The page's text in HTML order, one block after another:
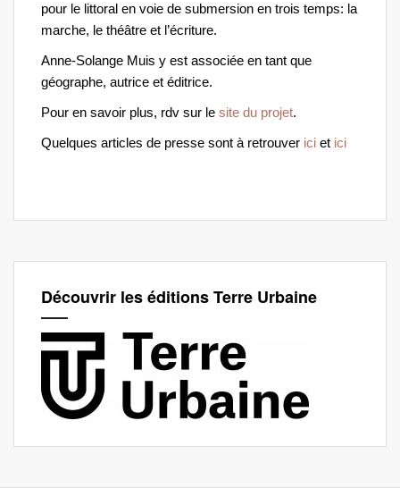
pour le littoral en voie de submersion en trois temps: la
marche, le théâtre et l’écriture.
Anne-Solange Muis y est associée en tant que
géographe, autrice et éditrice.
Pour en savoir plus, rdv sur le site du projet.
Quelques articles de presse sont à retrouver ici et ici
Découvrir les éditions Terre Urbaine